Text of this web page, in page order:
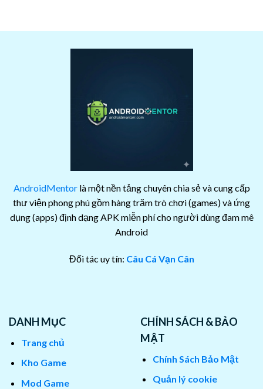
AndroidMentorlà một nền tảng chuyên chia sẻ và cung cấp
thư viện phong phú gồm hàng trăm trò chơi (games) và ứng
dụng (apps) định dạng APK miễn phí cho người dùng đam mê
Android
Đối tác uy tín: Câu Cá Vạn Cân
DANH MỤC
Trang chủ
Kho Game
Mod Game
CHÍNH SÁCH & BẢO
MẬT
Chính Sách Bảo Mật
Quản lý cookie